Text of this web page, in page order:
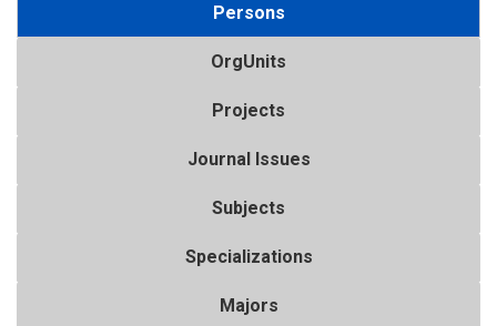
Persons
OrgUnits
Projects
Journal Issues
Subjects
Specializations
Majors